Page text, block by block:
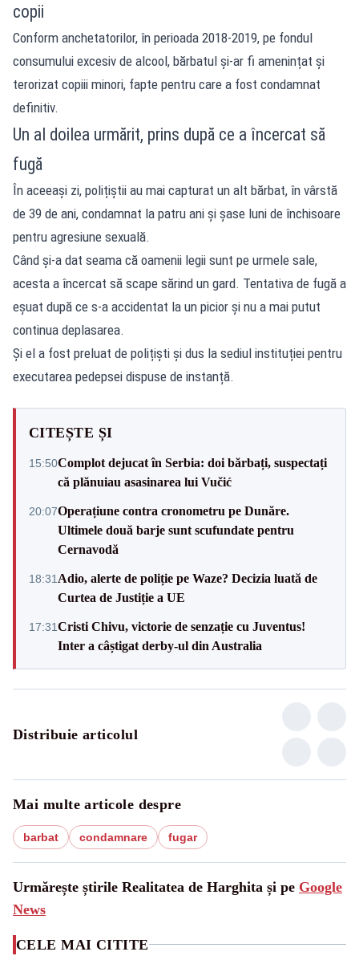
copii
Conform anchetatorilor, în perioada 2018-2019, pe fondul
consumului excesiv de alcool, bărbatul și-ar fi amenințat și
terorizat copiii minori, fapte pentru care a fost condamnat
definitiv.
Un al doilea urmărit, prins după ce a încercat să
fugă
În aceeași zi, polițiștii au mai capturat un alt bărbat, în vârstă
de 39 de ani, condamnat la patru ani și șase luni de închisoare
pentru agresiune sexuală.
Când și-a dat seama că oamenii legii sunt pe urmele sale,
acesta a încercat să scape sărind un gard. Tentativa de fugă a
eșuat după ce s-a accidentat la un picior și nu a mai putut
continua deplasarea.
Și el a fost preluat de polițiști și dus la sediul instituției pentru
executarea pedepsei dispuse de instanță.
CITEȘTE ȘI
15:50Complot dejucat în Serbia: doi bărbați, suspectați
că plănuiau asasinarea lui Vučić
20:07Operațiune contra cronometru pe Dunăre.
Ultimele două barje sunt scufundate pentru
Cernavodă
18:31 Adio, alerte de poliție pe Waze? Decizia luată de
Curtea de Justiție a UE
17:31Cristi Chivu, victorie de senzație cu Juventus!
Inter a câștigat derby-ul din Australia
Distribuie articolul
Mai multe articole despre
barbat condamnare fugar
Urmărește știrile Realitatea de Harghita și pe Google
News
CELE MAI CITITE